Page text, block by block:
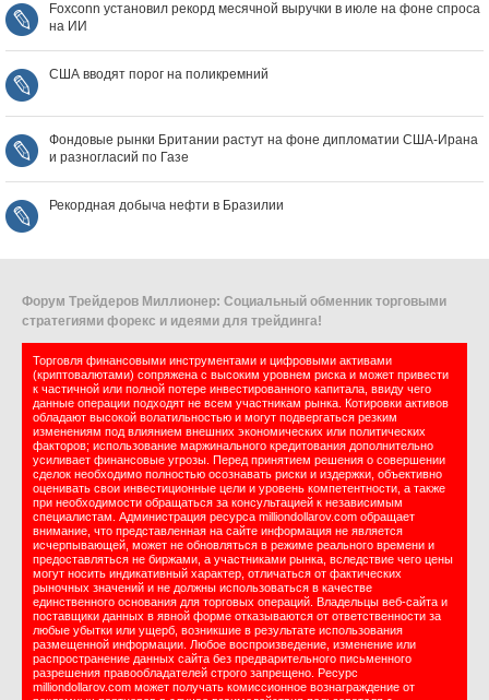
Foxconn установил рекорд месячной выручки в июле на фоне спроса
на ИИ
США вводят порог на поликремний
Фондовые рынки Британии растут на фоне дипломатии США‑Ирана
и разногласий по Газе
Рекордная добыча нефти в Бразилии
Форум Трейдеров Миллионер: Социальный обменник торговыми
стратегиями форекс и идеями для трейдинга!
Торговля финансовыми инструментами и цифровыми активами
(криптовалютами) сопряжена с высоким уровнем риска и может привести
к частичной или полной потере инвестированного капитала, ввиду чего
данные операции подходят не всем участникам рынка. Котировки активов
обладают высокой волатильностью и могут подвергаться резким
изменениям под влиянием внешних экономических или политических
факторов; использование маржинального кредитования дополнительно
усиливает финансовые угрозы. Перед принятием решения о совершении
сделок необходимо полностью осознавать риски и издержки, объективно
оценивать свои инвестиционные цели и уровень компетентности, а также
при необходимости обращаться за консультацией к независимым
специалистам. Администрация ресурса milliondollarov.com обращает
внимание, что представленная на сайте информация не является
исчерпывающей, может не обновляться в режиме реального времени и
предоставляться не биржами, а участниками рынка, вследствие чего цены
могут носить индикативный характер, отличаться от фактических
рыночных значений и не должны использоваться в качестве
единственного основания для торговых операций. Владельцы веб-сайта и
поставщики данных в явной форме отказываются от ответственности за
любые убытки или ущерб, возникшие в результате использования
размещенной информации. Любое воспроизведение, изменение или
распространение данных сайта без предварительного письменного
разрешения правообладателей строго запрещено. Ресурс
milliondollarov.com может получать комиссионное вознаграждение от